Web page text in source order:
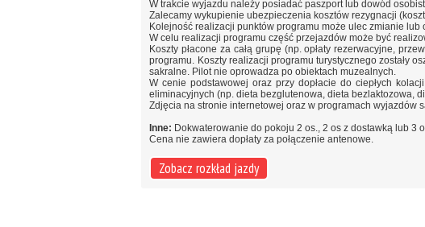
W trakcie wyjazdu należy posiadać paszport lub dowód
Zalecamy wykupienie ubezpieczenia kosztów rezygnacji
Kolejność realizacji punktów programu może ulec zmianie lub
W celu realizacji programu część przejazdów może być
Koszty płacone za całą grupę (np. opłaty rezerwacyjne,
programu. Koszty realizacji programu turystycznego zostały
sakralne. Pilot nie oprowadza po obiektach muzealnych.
W cenie podstawowej oraz przy dopłacie do ciepłych
eliminacyjnych (np. dieta bezglutenowa, dieta bezlaktozowa,
Zdjęcia na stronie internetowej oraz w programach wyjazdów
Inne: Dokwaterowanie do pokoju 2 os., 2 os z dostawką lub 3
Cena nie zawiera dopłaty za połączenie antenowe.
Zobacz rozkład jazdy